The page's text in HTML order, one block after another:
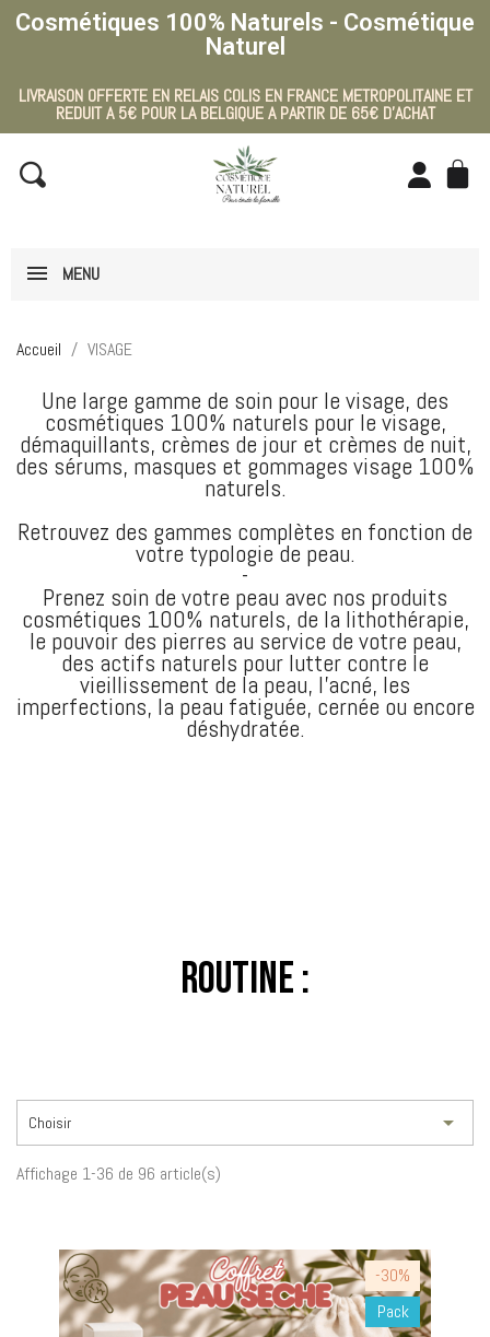
Cosmétiques 100% Naturels - Cosmétique
Naturel
LIVRAISON OFFERTE EN RELAIS COLIS EN FRANCE METROPOLITAINE ET
REDUIT A 5€ POUR LA BELGIQUE A PARTIR DE 65€ D'ACHAT
MENU
Accueil VISAGE
Une large gamme de soin pour le visage, des
cosmétiques 100% naturels pour le visage,
démaquillants, crèmes de jour et crèmes de nuit,
des sérums, masques et gommages visage 100%
naturels.
Retrouvez des gammes complètes en fonction de
votre typologie de peau.
-
Prenez soin de votre peau avec nos produits
cosmétiques 100% naturels, de la lithothérapie,
le pouvoir des pierres au service de votre peau,
des actifs naturels pour lutter contre le
vieillissement de la peau, l'acné, les
imperfections, la peau fatiguée, cernée ou encore
déshydratée.
Routine :
Choisir 
Affichage 1-36 de 96 article(s)
-30%
Pack